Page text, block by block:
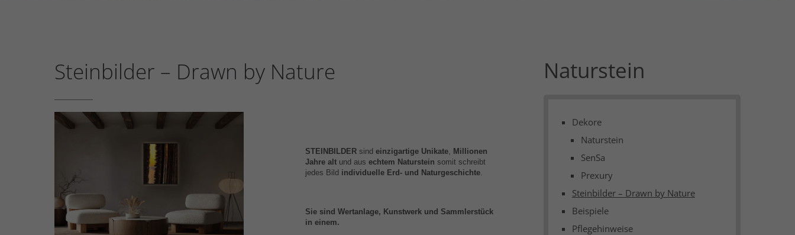
Steinbilder – Drawn by Nature
STEINBILDER sind einzigartige Unikate, Millionen
Jahre alt und aus echtem Naturstein somit schreibt
jedes Bild individuelle Erd- und Naturgeschichte.
Sie sind Wertanlage, Kunstwerk und Sammlerstück
in einem.
Naturstein
Dekore
Naturstein
SenSa
Prexury
Steinbilder – Drawn by Nature
Beispiele
Pflegehinweise